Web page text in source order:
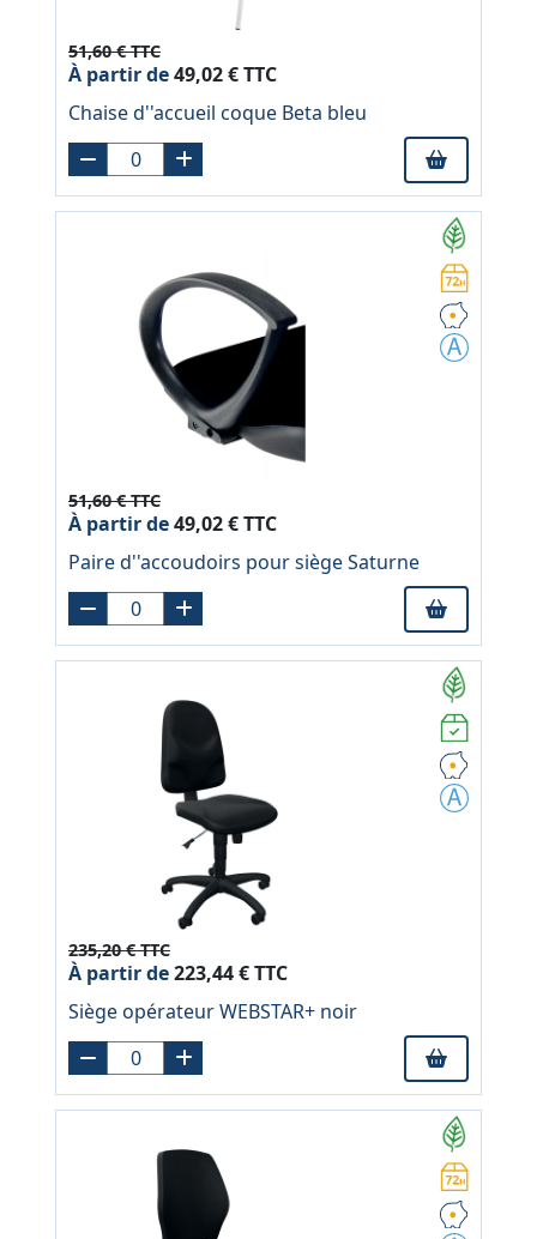
51,60 € TTC
À partir de49,02 € TTC
Chaise d''accueil coque Beta bleu
51,60 € TTC
À partir de49,02 € TTC
Paire d''accoudoirs pour siège Saturne
235,20 € TTC
À partir de223,44 € TTC
Siège opérateur WEBSTAR+ noir